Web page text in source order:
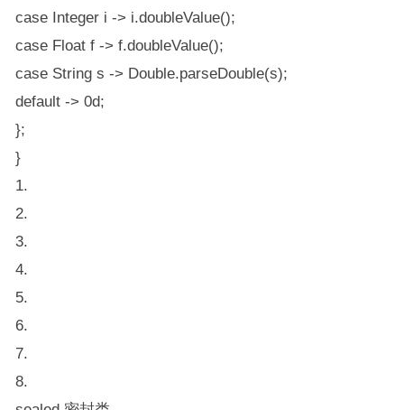
case Integer i -> i.doubleValue();
case Float f -> f.doubleValue();
case String s -> Double.parseDouble(s);
default -> 0d;
};
}
1.
2.
3.
4.
5.
6.
7.
8.